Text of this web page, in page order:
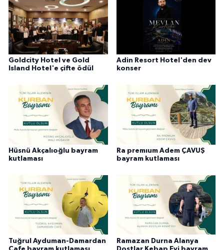
Goldcity Hotel ve Gold
Island Hotel'e çifte ödül
Adin Resort Hotel'den dev
konser
Hüsnü Akçalıoğlu bayram
kutlaması
Ra premıum Adem ÇAVUŞ
bayram kutlaması
Tuğrul Ayduman-Damardan
Ramazan Durna Alanya